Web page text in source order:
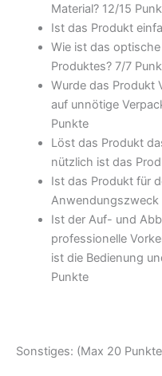
Material? 12/15
Ist das Produkt
Wie ist das
Produktes? 7/7
Wurde das Produkt
auf unnötige
Punkte
Löst das Produkt
nützlich ist das
Ist das Produkt für
Anwendungszweck
Ist der Auf- und
professionelle
ist die Bedienung
Punkte
Sonstiges: (Max 20